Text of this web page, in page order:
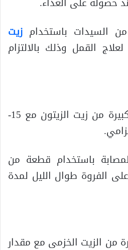
السيدات باستخدام زيت
لعلاج القمل وذلك بالالتزام
امزج مقدار 4 ملاعق كبيرة من زيت الزيتون مع 15-
باستخدام قطعة من
الفروة طوال الليل لمدة
15-20 قطرة من الزيت الخزمى مع مقدار